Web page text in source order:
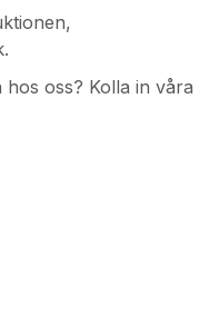
oss? Kolla in våra